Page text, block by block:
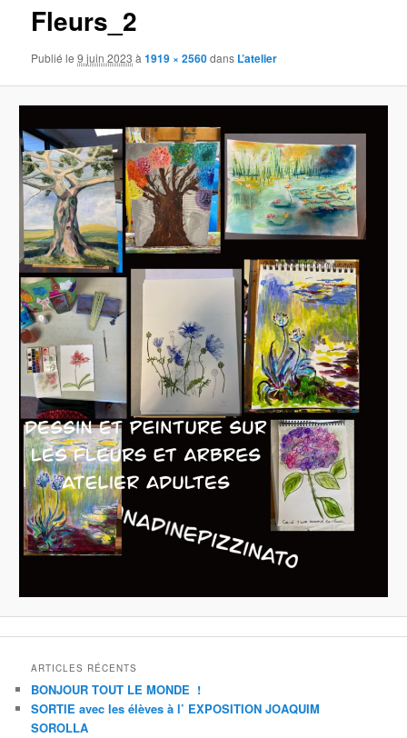
Fleurs_2
Publié le9 juin 2023 à1919 × 2560dans L’atelier
ARTICLES RÉCENTS
BONJOUR TOUT LE MONDE !
SORTIE avec les élèves à l’ EXPOSITION JOAQUIM
SOROLLA